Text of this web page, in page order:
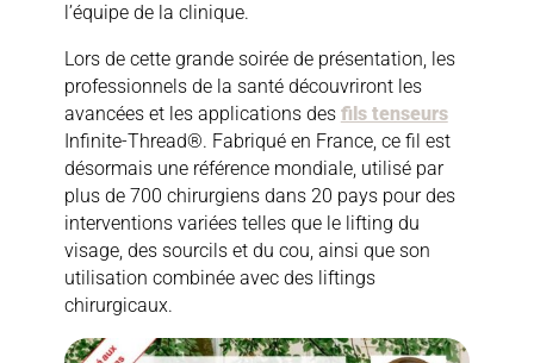
l’équipe de la clinique.
Lors de cette grande soirée de présentation, les
professionnels de la santé découvriront les
avancées et les applications des fils tenseurs
Infinite-Thread®. Fabriqué en France, ce fil est
désormais une référence mondiale, utilisé par
plus de 700 chirurgiens dans 20 pays pour des
interventions variées telles que le lifting du
visage, des sourcils et du cou, ainsi que son
utilisation combinée avec des liftings
chirurgicaux.